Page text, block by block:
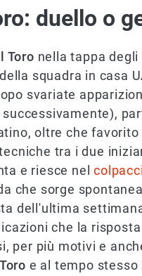
duello o
Toro nella tappa
squadra in casa
svariate
oltre che favorito
tra i due
e riesce nel
che sorge
dell'ultima
che la
per più motivi e
e al tempo stesso